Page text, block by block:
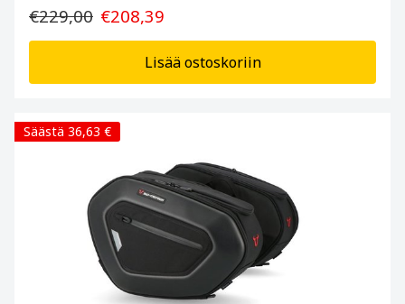
€229,00 €208,39
Lisää ostoskoriin
Säästä 36,63 €